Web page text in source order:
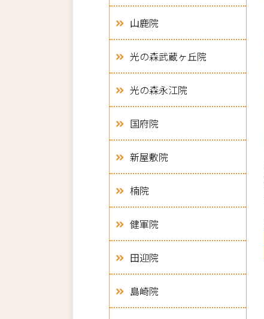
山鹿院
光の森武蔵ヶ丘院
光の森永江院
国府院
新屋敷院
楠院
健軍院
田迎院
島崎院